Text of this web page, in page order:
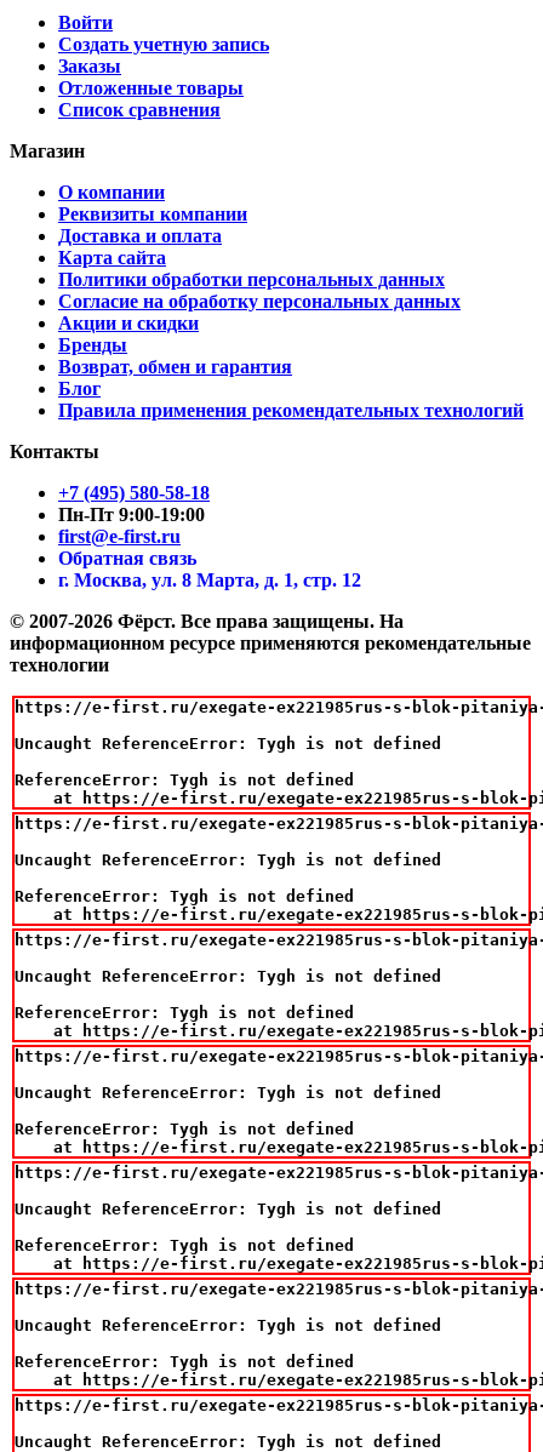
Войти
Создать учетную запись
Заказы
Отложенные товары
Список сравнения
Магазин
О компании
Реквизиты компании
Доставка и оплата
Карта сайта
Политики обработки персональных данных
Согласие на обработку персональных данных
Акции и скидки
Бренды
Возврат, обмен и гарантия
Блог
Правила применения рекомендательных технологий
Контакты
+7 (495) 580-58-18
Пн-Пт 9:00-19:00
first@e-first.ru
Обратная связь
г. Москва, ул. 8 Марта, д. 1, стр. 12
© 2007-2026 Фёрст. Все права защищены. На
информационном ресурсе применяются рекомендательные
технологии
https://e-first.ru/exegate-ex221985rus-s-blok-pitaniya-
Uncaught ReferenceError: Tygh is not defined
ReferenceError: Tygh is not defined
at https://e-first.ru/exegate-ex221985rus-s-
https://e-first.ru/exegate-ex221985rus-s-blok-pitaniya-
Uncaught ReferenceError: Tygh is not defined
ReferenceError: Tygh is not defined
at https://e-first.ru/exegate-ex221985rus-s-
https://e-first.ru/exegate-ex221985rus-s-blok-pitaniya-
Uncaught ReferenceError: Tygh is not defined
ReferenceError: Tygh is not defined
at https://e-first.ru/exegate-ex221985rus-s-
https://e-first.ru/exegate-ex221985rus-s-blok-pitaniya-
Uncaught ReferenceError: Tygh is not defined
ReferenceError: Tygh is not defined
at https://e-first.ru/exegate-ex221985rus-s-
https://e-first.ru/exegate-ex221985rus-s-blok-pitaniya-
Uncaught ReferenceError: Tygh is not defined
ReferenceError: Tygh is not defined
at https://e-first.ru/exegate-ex221985rus-s-
https://e-first.ru/exegate-ex221985rus-s-blok-pitaniya-
Uncaught ReferenceError: Tygh is not defined
ReferenceError: Tygh is not defined
at https://e-first.ru/exegate-ex221985rus-s-
https://e-first.ru/exegate-ex221985rus-s-blok-pitaniya-
Uncaught ReferenceError: Tygh is not defined